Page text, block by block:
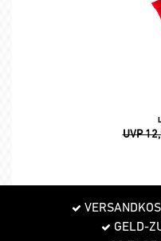
UVP
GELD-